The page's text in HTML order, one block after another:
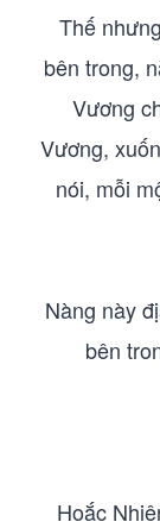
Thế
bên trong,
Vương
Vương,
nói, mỗi
Nàng này
bên
Hoắc